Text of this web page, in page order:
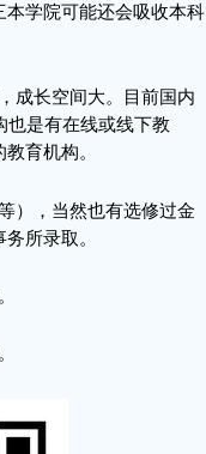
学院可能还会吸收本科
成长空间大。目前国内
也是有在线或线下教
育机构。
），当然也有选修过金
所录取。